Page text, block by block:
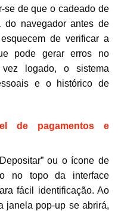
se de que o cadeado de
do navegador antes de
de verificar a
pode gerar erros no
logado, o sistema
e o histórico de
de pagamentos e
ou o ícone de
no topo da interface
fácil identificação. Ao
janela pop-up se abrirá,